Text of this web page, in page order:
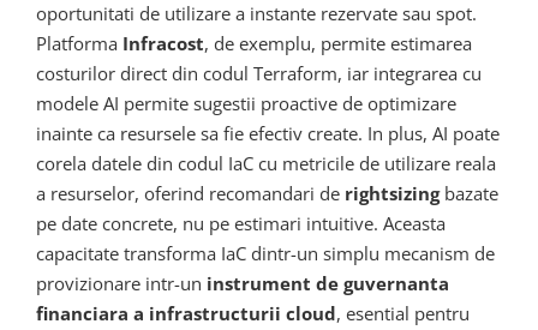
oportunitati de utilizare a instante rezervate sau spot.
Platforma Infracost, de exemplu, permite estimarea
costurilor direct din codul Terraform, iar integrarea cu
modele AI permite sugestii proactive de optimizare
inainte ca resursele sa fie efectiv create. In plus, AI poate
corela datele din codul IaC cu metricile de utilizare reala
a resurselor, oferind recomandari de rightsizingbazate
pe date concrete, nu pe estimari intuitive. Aceasta
capacitate transforma IaC dintr-un simplu mecanism de
provizionare intr-un instrument de guvernanta
financiara a infrastructurii cloud, esential pentru